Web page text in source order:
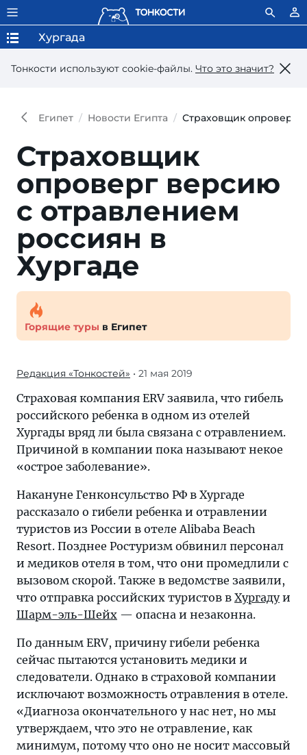
Тонкости используют сookie-файлы. Что это значит?
Хургада
Египет Новости Египта Страховщик опроверг
Страховщик
опроверг версию
с отравлением
россиян в
Хургаде
Горящие туры в Египет
Редакция «Тонкостей» • 21 мая 2019
Страховая компания ERV заявила, что гибель
российского ребенка в одном из отелей
Хургады вряд ли была связана с отравлением.
Причиной в компании пока называют некое
«острое заболевание».
Накануне Генконсульство РФ в Хургаде
рассказало о гибели ребенка и отравлении
туристов из России в отеле Alibaba Beach
Resort. Позднее Ростуризм обвинил персонал
и медиков отеля в том, что они промедлили с
вызовом скорой. Также в ведомстве заявили,
что отправка российских туристов в Хургадуи
Шарм-эль-Шейх — опасна и незаконна.
По данным ERV, причину гибели ребенка
сейчас пытаются установить медики и
следователи. Однако в страховой компании
исключают возможность отравления в отеле.
«Диагноза окончательного у нас нет, но мы
утверждаем, что это не отравление, как
минимум, потому что оно не носит массовый